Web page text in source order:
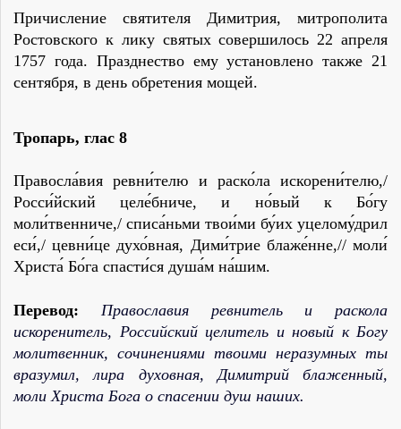
Причисление святителя Димитрия, митрополита
Ростовского к лику святых совершилось 22 апреля
1757 года. Празднество ему установлено также 21
сентября, в день обретения мощей.
Тропарь, глас 8
Правосла́вия ревни́телю и раско́ла искорени́телю,/
Росси́йский целе́бниче, и но́вый к Бо́гу
моли́твенниче,/ списа́ньми твои́ми бу́их уцелому́дрил
еси́,/ цевни́це духо́вная, Дими́трие блаже́нне,// моли́
Христа́ Бо́га спасти́ся душа́м на́шим.
Перевод:
Православия ревнитель и раскола
искоренитель, Российский целитель и новый к Богу
молитвенник, сочинениями твоими неразумных ты
вразумил, лира духовная, Димитрий блаженный,
моли Христа Бога о спасении душ наших.